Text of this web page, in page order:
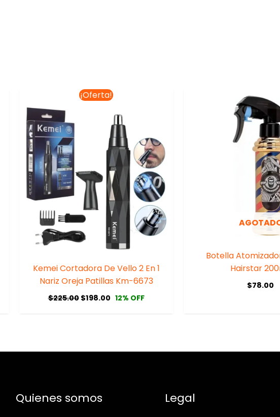
¡Oferta!
Kemei Cortadora De Vello 2 En 1
Nariz Oreja Patillas Km-6673
$225.00
El
precio
$225.00.
$198.00
El
precio
es:
$198.00.
12% OFF
Botella
Hairstar
$78.00
Quienes somos Legal